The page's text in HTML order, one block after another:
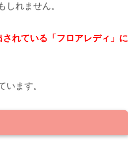
れません。
れている「フロアレディ」に
ます。